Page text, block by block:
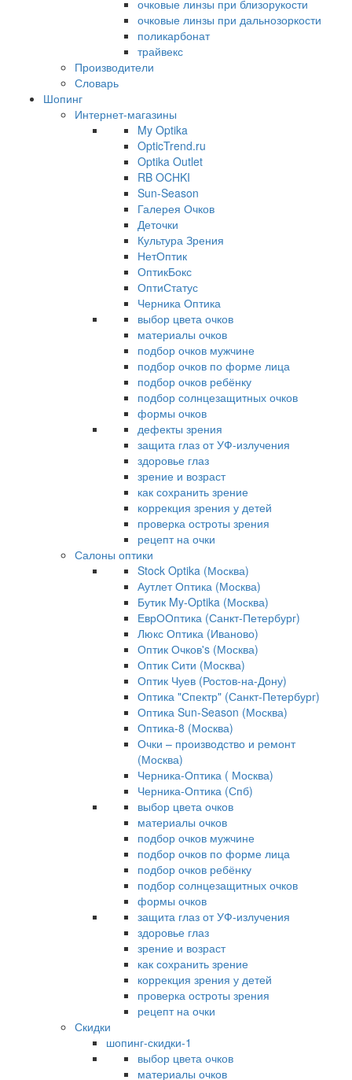
очковые линзы при близорукости
очковые линзы при дальнозоркости
поликарбонат
трайвекс
Производители
Словарь
Шопинг
Интернет-магазины
My Optika
OpticTrend.ru
Optika Outlet
RB OCHKI
Sun-Season
Галерея Очков
Деточки
Культура Зрения
НетОптик
ОптикБокс
ОптиСтатус
Черника Оптика
выбор цвета очков
материалы очков
подбор очков мужчине
подбор очков по форме лица
подбор очков ребёнку
подбор солнцезащитных очков
формы очков
дефекты зрения
защита глаз от УФ-излучения
здоровье глаз
зрение и возраст
как сохранить зрение
коррекция зрения у детей
проверка остроты зрения
рецепт на очки
Салоны оптики
Stock Optika (Москва)
Аутлет Оптика (Москва)
Бутик My-Optika (Москва)
ЕврООптика (Санкт-Петербург)
Люкс Оптика (Иваново)
Оптик Очков's (Москва)
Оптик Сити (Москва)
Оптик Чуев (Ростов-на-Дону)
Оптика "Спектр" (Санкт-Петербург)
Оптика Sun-Season (Москва)
Оптика-8 (Москва)
Очки – производство и ремонт
(Москва)
Черника-Оптика ( Москва)
Черника-Оптика (Спб)
выбор цвета очков
материалы очков
подбор очков мужчине
подбор очков по форме лица
подбор очков ребёнку
подбор солнцезащитных очков
формы очков
защита глаз от УФ-излучения
здоровье глаз
зрение и возраст
как сохранить зрение
коррекция зрения у детей
проверка остроты зрения
рецепт на очки
Скидки
шопинг-скидки-1
выбор цвета очков
материалы очков